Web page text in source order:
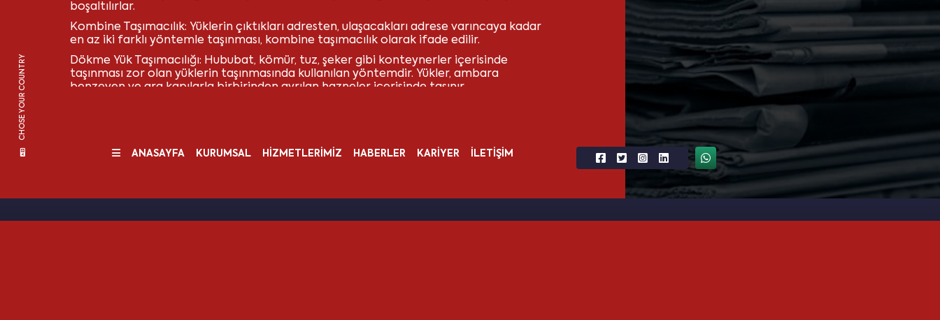
boşaltılırlar.
Kombine Taşımacılık: Yüklerin çıktıkları adresten, ulaşacakları adrese varıncaya kadar
en az iki farklı yöntemle taşınması, kombine taşımacılık olarak ifade edilir.
Dökme Yük Taşımacılığı: Hububat, kömür, tuz, şeker gibi konteynerler içerisinde
taşınması zor olan yüklerin taşınmasında kullanılan yöntemdir. Yükler, ambara
benzeyen ve ara kapılarla birbirinden ayrılan hazneler içerisinde taşınır.
gereksinim duyulur. Gemi, bu unsurların başında yer alır. Taşınacak ürünün niteliğine ve
CHOSE YOUR COUNTRY
ANASAYFA KURUMSAL HİZMETLERİMİZ HABERLER KARİYER İLETİŞİM